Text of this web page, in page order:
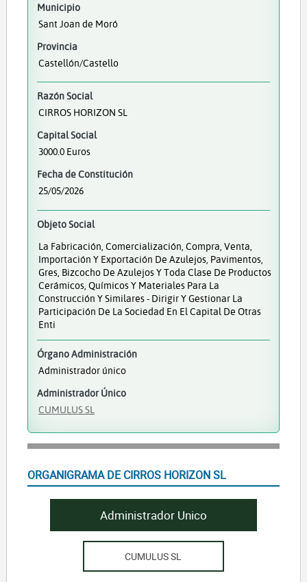
Municipio
Sant Joan de Moró
Provincia
Castellón/Castello
Razón Social
CIRROS HORIZON SL
Capital Social
3000.0 Euros
Fecha de Constitución
25/05/2026
Objeto Social
La Fabricación, Comercialización, Compra, Venta,
Importación Y Exportación De Azulejos, Pavimentos,
Gres, Bizcocho De Azulejos Y Toda Clase De Productos
Cerámicos, Químicos Y Materiales Para La
Construcción Y Similares - Dirigir Y Gestionar La
Participación De La Sociedad En El Capital De Otras
Enti
Órgano Administración
Administrador único
Administrador Único
CUMULUS SL
ORGANIGRAMA DE CIRROS HORIZON SL
Administrador Unico
CUMULUS SL